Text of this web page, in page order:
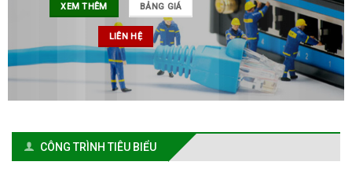
XEM THÊM BẢNG GIÁ
LIÊN HỆ
CÔNG TRÌNH TIÊU BIỂU